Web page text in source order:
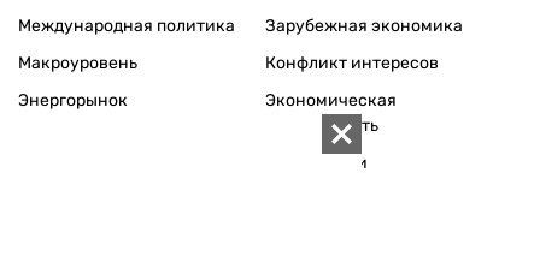
Международная политика
Макроуровень
Энергорынок
Зарубежная экономика
Конфликт интересов
Экономическая
безопасность
Персоналии